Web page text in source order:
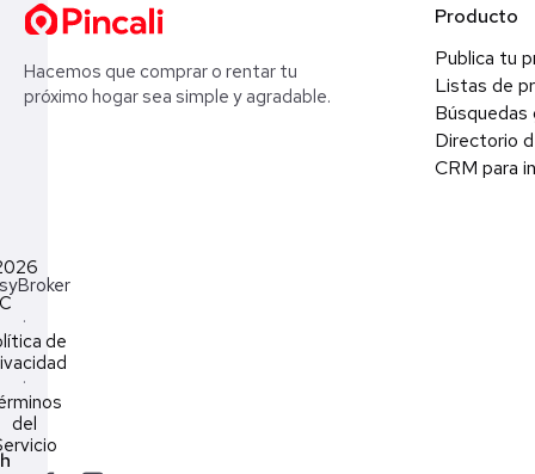
Hacemos que comprar o rentar tu
próximo hogar sea simple y agradable.
Producto
Publica tu
Listas de
Búsquedas
Directorio
CRM para
·
de
·
del